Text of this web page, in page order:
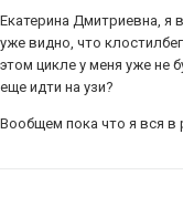
Екатерина Дмитриевна, я
уже видно, что
этом цикле у меня уже не
еще идти на узи?
Вообщем пока что я вся в